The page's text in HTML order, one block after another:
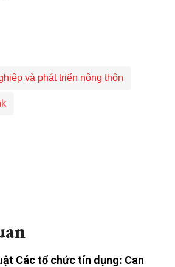
và phát triển nông thôn
Các tổ chức tín dụng: Can